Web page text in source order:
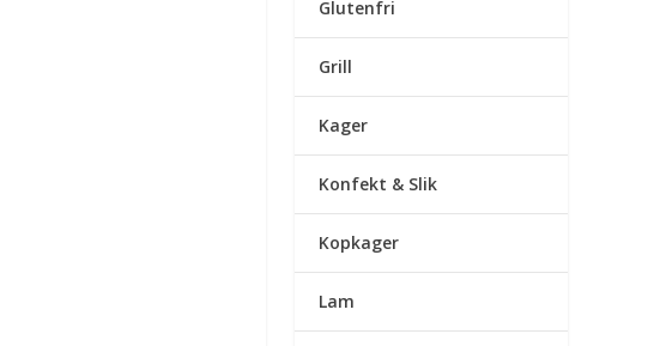
Glutenfri
Grill
Kager
Konfekt & Slik
Kopkager
Lam